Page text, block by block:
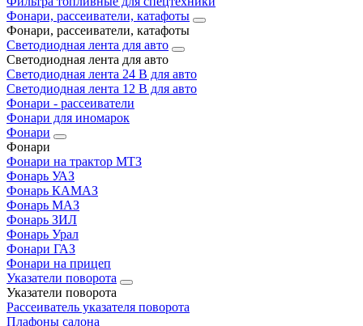
Фонари, рассеиватели, катафоты
Фонари, рассеиватели, катафоты
Светодиодная лента для авто
Светодиодная лента для авто
Светодиодная лента 24 В для авто
Светодиодная лента 12 В для авто
Фонари - рассеиватели
Фонари для иномарок
Фонари
Фонари
Фонари на трактор МТЗ
Фонарь УАЗ
Фонарь КАМАЗ
Фонарь МАЗ
Фонарь ЗИЛ
Фонарь Урал
Фонари ГАЗ
Фонари на прицеп
Указатели поворота
Указатели поворота
Рассеиватель указателя поворота
Плафоны салона